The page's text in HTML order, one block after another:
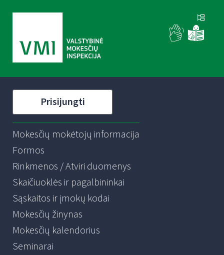
Prisijungti
Mokesčių mokėtojų informacija
Formos
Rinkmenos / Atviri duomenys
Skaičiuoklės ir pagalbininkai
Sąskaitos ir įmokų kodai
Mokesčių žinynas
Mokesčių kalendorius
Seminarai